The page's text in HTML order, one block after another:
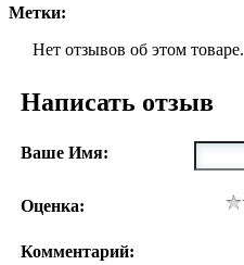
Метки:
Нет отзывов об этом товаре.
Написать отзыв
Ваше Имя:
Оценка:
Комментарий: